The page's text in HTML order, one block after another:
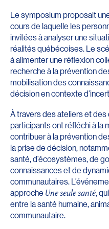
Le symposium proposait
cours de laquelle les
invitées à analyser une
réalités québécoises. Le
à alimenter une réflexion
recherche à la prévention
mobilisation des
décision en contexte
À travers des ateliers et
participants ont réfléchi à la
contribuer à la prévention
la prise de décision,
santé, d’écosystèmes, de
connaissances et de
communautaires.
approche Une seule santé,
entre la santé humaine,
communautaire.